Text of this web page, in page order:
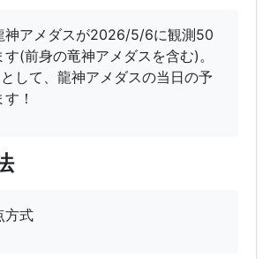
神アメダスが2026/5/6に観測50
(前身の竜神アメダスを含む)。
して、龍神アメダスの当日の予
！
方式